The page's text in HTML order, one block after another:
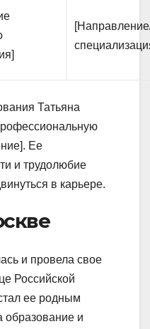
Татьяна
Ее
и трудолюбие
в карьере.
и провела свое
Российской
ее родным
образование и